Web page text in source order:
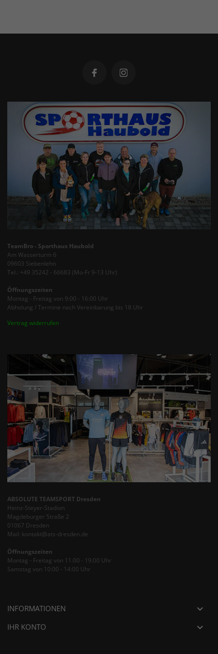
TeamBro - Sporthaus Haubold
Am Wasserturm 6
09603 Siebenlehn
Tel.: +49 35242 - 66683 (Mo-Fr 9-13 Uhr)
Öffnungszeiten
Montag - Freitag von 9:00 - 16:00 Uhr
Abholung / Termine nach Vereinbarung bis 18 Uhr
Vertrag widerrufen
ABSOLUTE TEAMSPORT Dresden
Heinz-Steyer-Stadion
Magdeburger Straße 2
01067 Dresden
Mail: kontakt@ats-dresden.de
Öffnungszeiten
Montag - Freitag von 11:00 - 19:00 Uhr
Samstag von 10:00 - 14:00 Uhr
INFORMATIONEN 
IHR KONTO 